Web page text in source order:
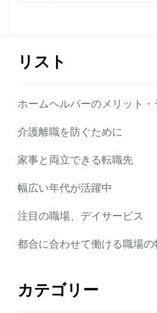
リスト
ホームヘルパーのメリット・
介護離職を防ぐために
家事と両立できる転職先
幅広い年代が活躍中
注目の職場、デイサービス
都合に合わせて働ける職場の
カテゴリー